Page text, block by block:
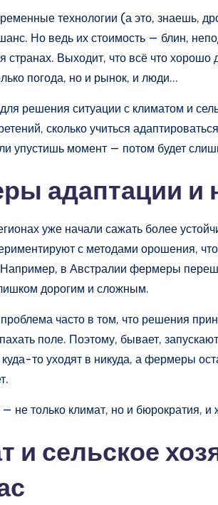
технологии (а это, знаешь,
Но ведь их стоимость — блин,
странах. Выходит, что всё что
погода, но и рынок, и люди…
решения ситуации с климатом и
сколько учиться
упустишь момент — потом будет
адаптации
уже начали сажать более
с методами орошения,
Например, в Австралии фермеры
дорогим и сложным.
проблема часто в том, что решения
поле. Поэтому, бывает,
то уходят в никуда, а фермеры
не только климат, но и бюрократия,
и сельское